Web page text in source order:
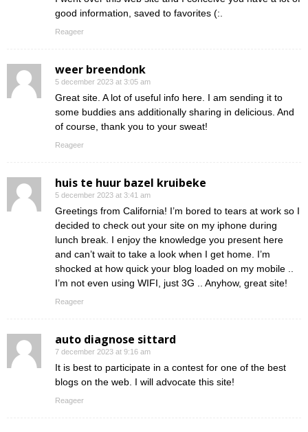
good information, saved to favorites (:.
Reageer
weer breendonk
5 december 2023 at 3:05 am
Great site. A lot of useful info here. I am sending it to
some buddies ans additionally sharing in delicious. And
of course, thank you to your sweat!
Reageer
huis te huur bazel kruibeke
5 december 2023 at 3:41 am
Greetings from California! I’m bored to tears at work so I
decided to check out your site on my iphone during
lunch break. I enjoy the knowledge you present here
and can’t wait to take a look when I get home. I’m
shocked at how quick your blog loaded on my mobile ..
I’m not even using WIFI, just 3G .. Anyhow, great site!
Reageer
auto diagnose sittard
7 december 2023 at 9:16 am
It is best to participate in a contest for one of the best
blogs on the web. I will advocate this site!
Reageer